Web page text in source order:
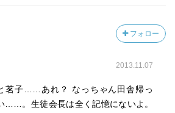
フォロー
2013.11.07
茗子……あれ？ なっちゃん田舎帰っ
……。生徒会長は全く記憶にないよ。